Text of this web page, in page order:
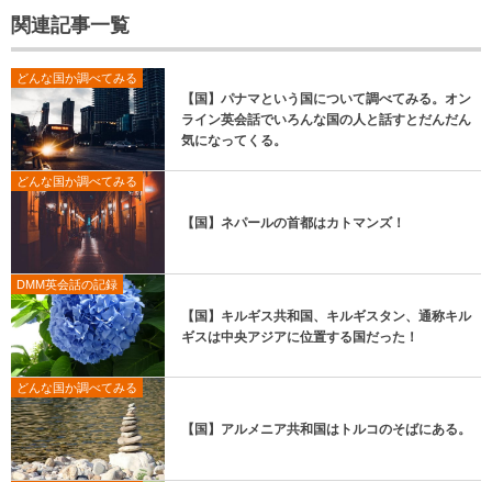
関連記事一覧
どんな国か調べてみる
【国】パナマという国について調べてみる。オン
ライン英会話でいろんな国の人と話すとだんだん
気になってくる。
どんな国か調べてみる
【国】ネパールの首都はカトマンズ！
DMM英会話の記録
【国】キルギス共和国、キルギスタン、通称キル
ギスは中央アジアに位置する国だった！
どんな国か調べてみる
【国】アルメニア共和国はトルコのそばにある。